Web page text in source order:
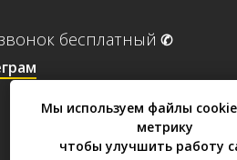
бесплатный ✆
Мы используем файлы
метрику
чтобы улучшить работу